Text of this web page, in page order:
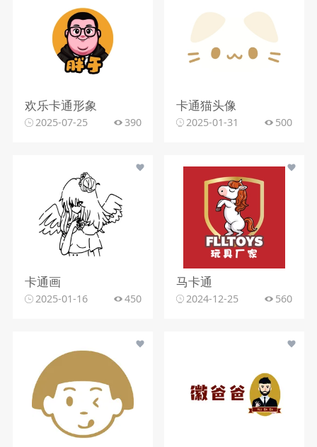
欢乐卡通形象
2025-07-25 390
卡通猫头像
2025-01-31 500
卡通画
2025-01-16 450
马卡通
2024-12-25 560